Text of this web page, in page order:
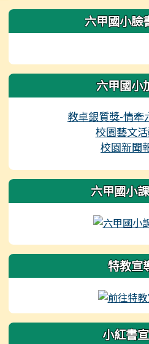
左邊區域內容六甲國小臉
六甲國小
教卓銀質獎-情牽
校園藝文
校園新聞
六甲國小
右邊區域內容 特教宣
小紅書